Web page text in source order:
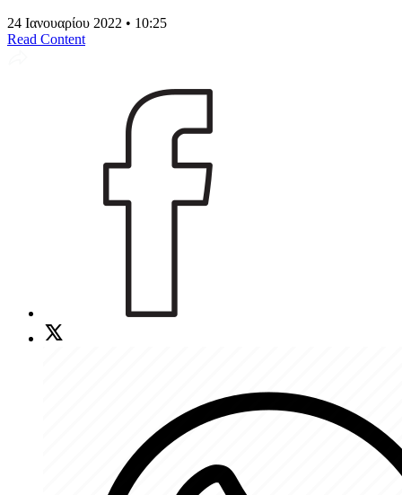
24 Ιανουαρίου 2022 • 10:25
Read Content